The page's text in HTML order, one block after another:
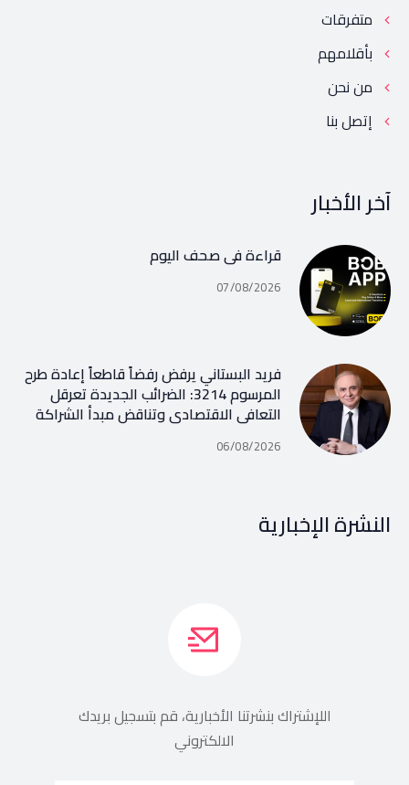
متفرقات
بأقلامهم
من نحن
إتصل بنا
آخر الأخبار
قراءة في صحف اليوم
07/08/2026
فريد البستاني يرفض رفضاً قاطعاً إعادة طرح
المرسوم 3214: الضرائب الجديدة تعرقل
التعافي الاقتصادي وتناقض مبدأ الشراكة
06/08/2026
النشرة الإخبارية
اللإشتراك بنشرتنا الأخبارية، قم بتسجيل بريدك
الالكتروني